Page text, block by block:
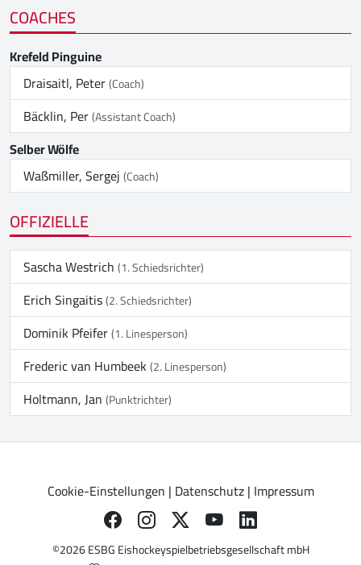
COACHES
Krefeld Pinguine
Draisaitl, Peter(Coach)
Bäcklin, Per(Assistant Coach)
Selber Wölfe
Waßmiller, Sergej(Coach)
OFFIZIELLE
Sascha Westrich(1. Schiedsrichter)
Erich Singaitis(2. Schiedsrichter)
Dominik Pfeifer(1. Linesperson)
Frederic van Humbeek(2. Linesperson)
Holtmann, Jan(Punktrichter)
Cookie-Einstellungen | Datenschutz| Impressum
©2026 ESBG Eishockeyspielbetriebsgesellschaft mbH